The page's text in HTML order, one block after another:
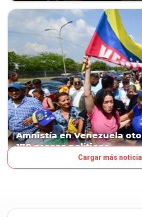
Amnistía en Venezuela
179 presos políticos
Cargar más